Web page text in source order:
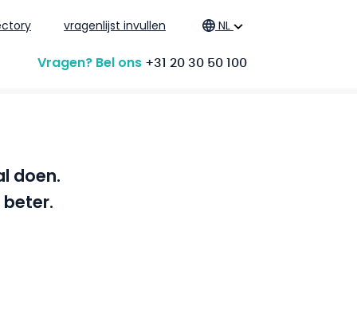
vragenlijst invullen NL
Vragen? Bel ons +31 20 30 50 100
doen.